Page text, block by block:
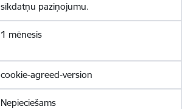
sīkdatņu paziņojumu.
1 mēnesis
cookie-agreed-version
Nepieciešams